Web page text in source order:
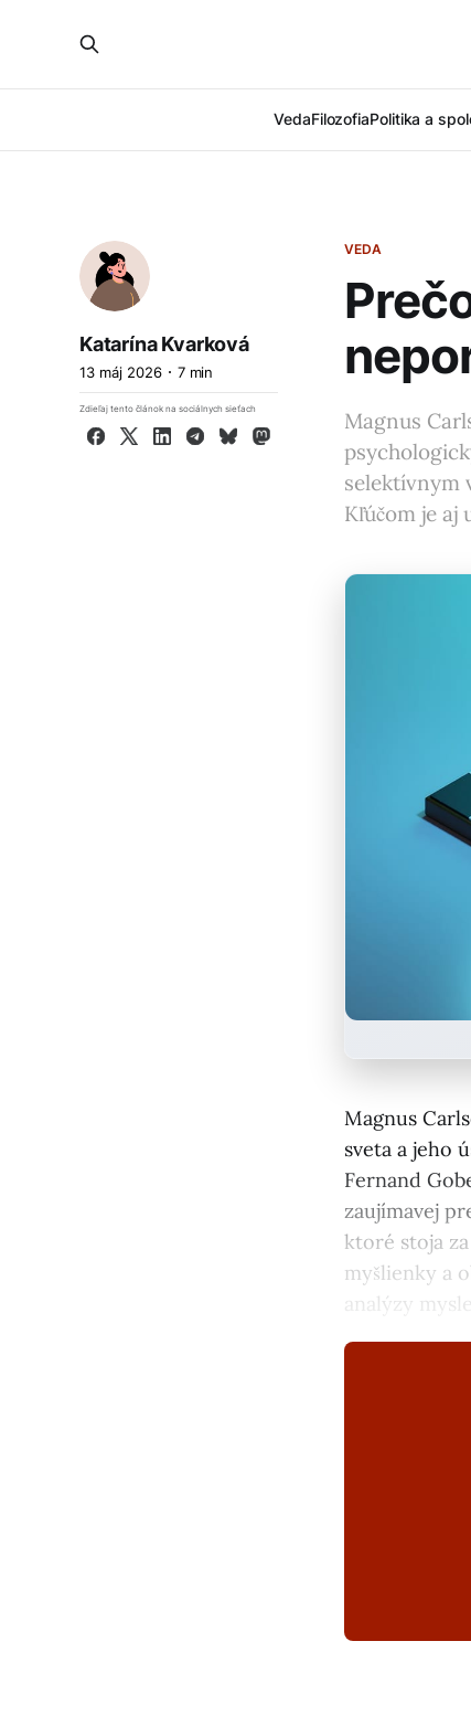
VedaFilozofiaPolitika a
VEDA
Magnus
selektívnym
Kľúčom je aj
Katarína Kvarková
13 máj 2026 7 min
Zdieľaj tento článok na sociálnych sieťach
Facebook
X LinkedInTelegram
BlueskyMastodon
Magnus
sveta a jeho
Fernand
zaujímavej
ktoré stoja
myšlienky a
analýzy